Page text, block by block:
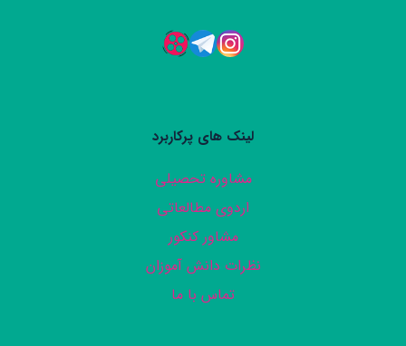
لینک های پرکاربرد
مشاوره تحصیلی
اردوی مطالعاتی
مشاور کنکور
نظرات دانش آموزان
تماس با ما